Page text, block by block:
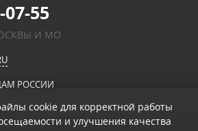
07-55
И МО
РОССИИ
cookie для корректной работы
и улучшения качества